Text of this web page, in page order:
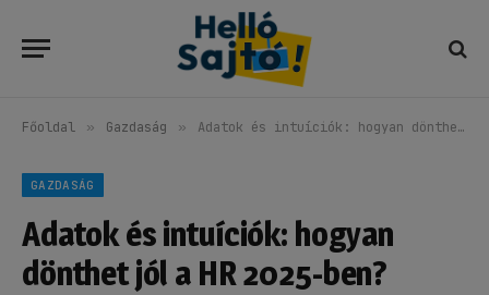
Főoldal » Gazdaság » Adatok és intuíciók: hogyan dönthet jól a HR 2025-ben?
GAZDASÁG
Adatok és intuíciók: hogyan
dönthet jól a HR 2025-ben?